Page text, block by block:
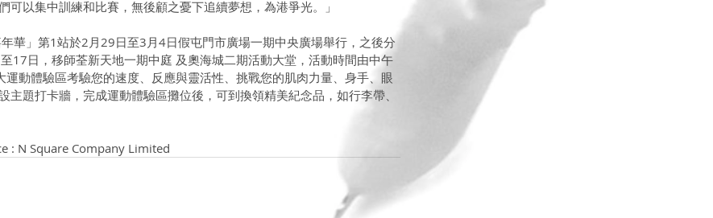
可以集中訓練和比賽，無後顧之憂下追續夢想，為港爭光。」
年華」第1站於2月29日至3月4日假屯門市廣場一期中央廣場舉行，之後分
17日，移師荃新天地一期中庭 及奧海城二期活動大堂，活動時間由中午
動體驗區考驗您的速度、反應與靈活性、挑戰您的肌肉力量、身手、眼
主題打卡牆，完成運動體驗區攤位後，可到換領精美紀念品，如行李帶、
: N Square Company Limited